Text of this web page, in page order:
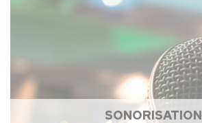
SONORISATION